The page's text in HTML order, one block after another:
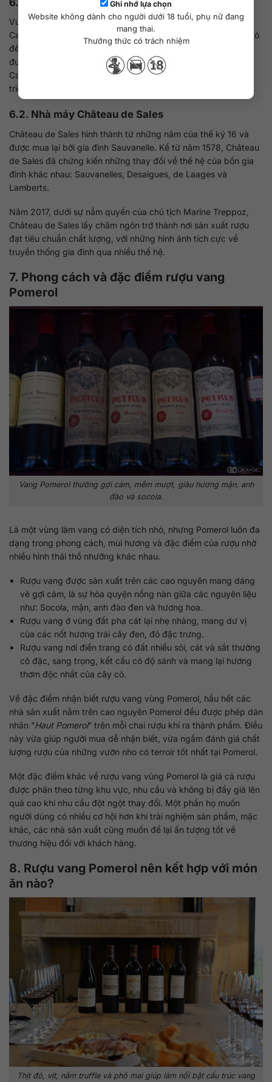
Ghi nhớ lựa chọn
Website không dành cho người dưới 18 tuổi, phụ nữ đang
mang thai.
Thưởng thức có trách nhiệm
Vườn nho Vignobles Carles được thành lập bởi Jean-Claude
Carles và vợ ông là Marie-Danielle Carles vào năm 1924. Từ đó
đến này, vườn nho đã trải qua nhiều lần cải tạo, mở rộng và
được kế thừa qua 4 thế hệ. Vào năm 1999, Jérôme và Gilles
Carles, hai người con trai của gia đình đã tiếp quản việc phát
triển vườn nho.
6.2. Nhà máy Château de Sales
Château de Sales hình thành từ những năm của thế kỷ 16 và
được mua lại bởi gia đình Sauvanelle. Kể từ năm 1578, Château
de Sales đã chứng kiến những thay đổi về thế hệ của ​​bốn gia
đình khác nhau: Sauvanelles, Desaigues, de Laages và
Lamberts.
Năm 2017, dưới sự nắm quyền của chủ tịch Marine Treppoz,
Château de Sales lấy châm ngôn trở thành nơi sản xuất rượu
đạt tiêu chuẩn chất lượng, với những hình ảnh tích cực về
truyền thống gia đình qua nhiều thế hệ.
7. Phong cách và đặc điểm rượu vang
Pomerol
Vang Pomerol thường gợi cảm, mềm mượt, giàu hương mận, anh
đào và socola.
Là một vùng làm vang có diện tích nhỏ, nhưng Pomerol luôn đa
dạng trong phong cách, mùi hương và đặc điểm của rượu nhờ
nhiều hình thái thổ nhưỡng khác nhau.
Rượu vang được sản xuất trên các cao nguyên mang dáng
vẻ gợi cảm, là sự hòa quyện nồng nàn giữa các nguyên liệu
như: Socola, mận, anh đào đen và hương hoa.
Rượu vang ở vùng đất pha cát lại nhẹ nhàng, mang dư vị
của các nốt hương trái cây đen, đỏ đặc trưng.
Rượu vang nơi điền trang có đất nhiều sỏi, cát và sắt thường
cô đặc, sang trọng, kết cấu có độ sánh và mang lại hương
thơm độc nhất của cây cỏ.
Về đặc điểm nhận biết rượu vang vùng Pomerol, hầu hết các
nhà sản xuất nằm trên cao nguyên Pomerol đều được phép dán
nhãn “Haut Pomerol” trên mỗi chai rượu khi ra thành phẩm. Điều
này vừa giúp người mua dễ nhận biết, vừa ngầm đánh giá chất
lượng rượu của những vườn nho có terroir tốt nhất tại Pomerol.
Một đặc điểm khác về rượu vang vùng Pomerol là giá cả rượu
được phân theo từng khu vực, nhu cầu và không bị đẩy giá lên
quá cao khi nhu cầu đột ngột thay đổi. Một phần họ muốn
người dùng có nhiều cơ hội hơn khi trải nghiệm sản phẩm, mặc
khác, các nhà sản xuất cũng muốn để lại ấn tượng tốt về
thương hiệu đối với khách hàng.
8. Rượu vang Pomerol nên kết hợp với món
ăn nào?
Thịt đỏ, vịt, nấm truffle và phô mai giúp làm nổi bật cấu trúc vang